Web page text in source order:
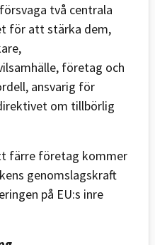
två centrala
för att stärka dem,
företag och
ansvarig för
om tillbörlig
färre företag kommer
genomslagskraft
på EU:s inre